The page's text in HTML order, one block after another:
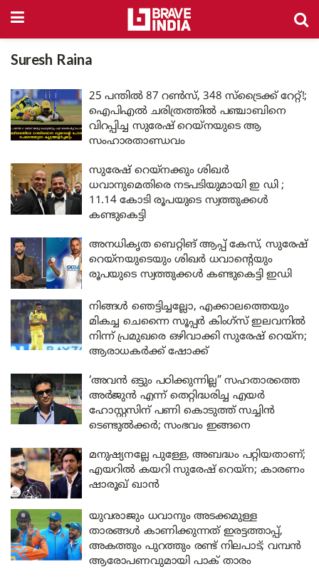
Suresh Raina
25 പന്തിൽ 87 റൺസ്, 348 സ്ട്രൈക്ക് റേറ്റ്!;
ഐപിഎൽ ചരിത്രത്തിൽ പഞ്ചാബിനെ
വിറപ്പിച്ച സുരേഷ് റെയ്‌നയുടെ ആ
സംഹാരതാണ്ഡവം
സുരേഷ് റെയ്‌നക്കും ശിഖർ
ധവാനുമെതിരെ നടപടിയുമായി ഇ ഡി ;
11.14 കോടി രൂപയുടെ സ്വത്തുക്കൾ
കണ്ടുകെട്ടി
അനധികൃത ബെറ്റിങ് ആപ്പ് കേസ്, സുരേഷ്
റെയ്‌നയുടെയും ശിഖർ ധവാന്റെയും
രൂപയുടെ സ്വത്തുക്കൾ കണ്ടുകെട്ടി ഇഡി
നിങ്ങൾ ഞെട്ടിച്ചല്ലോ, എക്കാലത്തെയും
മികച്ച ചെന്നൈ സൂപ്പർ കിംഗ്‌സ് ഇലവനിൽ
നിന്ന് പ്രമുഖരെ ഒഴിവാക്കി സുരേഷ് റെയ്ന;
ആരാധകർക്ക് ഷോക്ക്
‘അവൻ ഒട്ടും പഠിക്കുന്നില്ല” സഹതാരത്തെ
അർജുൻ എന്ന് തെറ്റിദ്ധരിച്ച എയർ
ഹോസ്റ്റസിന് പണി കൊടുത്ത് സച്ചിൻ
ടെണ്ടുൽക്കർ; സംഭവം ഇങ്ങനെ
മനുഷ്യനല്ലേ പുള്ളേ, അബദ്ധം പറ്റിയതാണ്;
എയറിൽ കയറി സുരേഷ് റെയ്ന; കാരണം
ഷാരൂഖ് ഖാൻ
യുവരാജും ധവാനും അടക്കമുള്ള
താരങ്ങൾ കാണിക്കുന്നത് ഇരട്ടത്താപ്പ്,
അകത്തും പുറത്തും രണ്ട് നിലപാട്; വമ്പൻ
ആരോപണവുമായി പാക് താരം